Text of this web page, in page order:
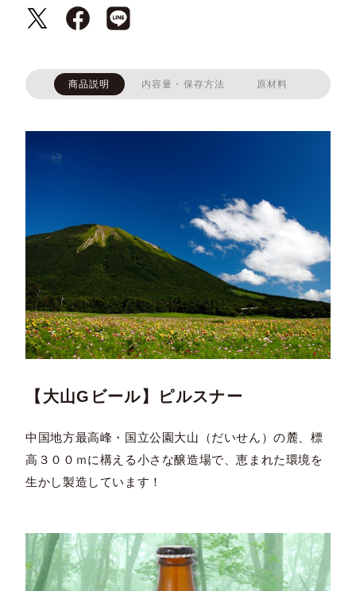
商品説明 内容量・保存方法 原材料
【大山Gビール】ピルスナー
中国地方最高峰・国立公園大山（だいせん）の麓、標
高３００ｍに構える小さな醸造場で、恵まれた環境を
生かし製造しています！